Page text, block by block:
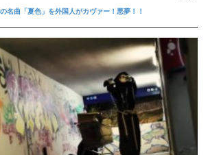
名曲「夏色」を外国人がカヴァー！悪夢！！